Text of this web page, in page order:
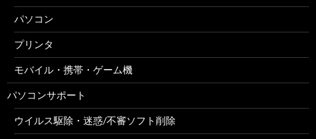
パソコン
プリンタ
モバイル・携帯・ゲーム機
パソコンサポート
ウイルス駆除・迷惑/不審ソフト削除